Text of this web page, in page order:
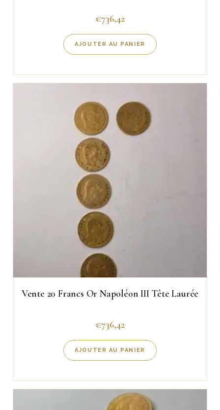
€736,42
AJOUTER AU PANIER
Vente 20 Francs Or Napoléon III Tête Laurée
€736,42
AJOUTER AU PANIER